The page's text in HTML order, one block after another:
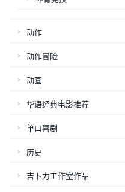
动作
动作冒险
动画
华语经典电影推荐
单口喜剧
历史
吉卜力工作室作品